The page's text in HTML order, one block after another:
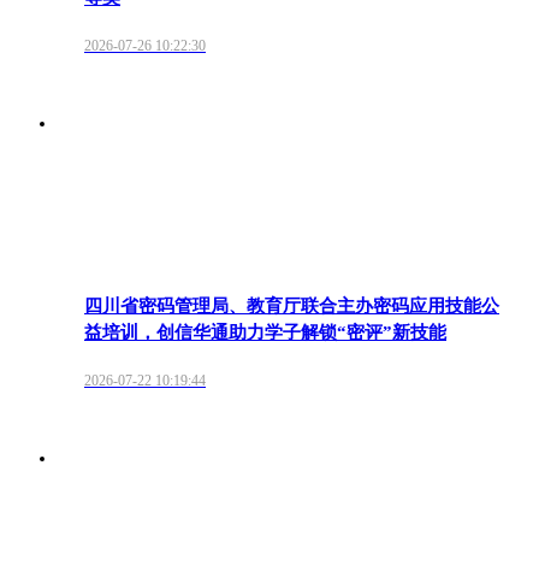
2026-07-26 10:22:30
四川省密码管理局、教育厅联合主办密码应用技能公
益培训，创信华通助力学子解锁“密评”新技能
2026-07-22 10:19:44